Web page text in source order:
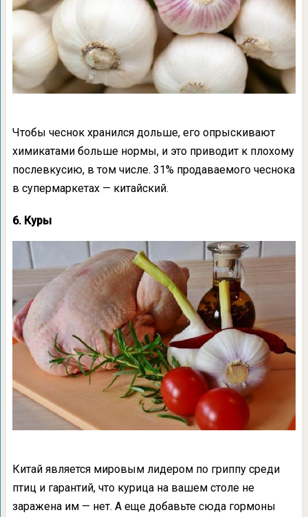
Чтобы чеснок хранился дольше, его опрыскивают
химикатами больше нормы, и это приводит к плохому
послевкусию, в том числе. 31% продаваемого чеснока
в супермаркетах — китайский.
6. Куры
Китай является мировым лидером по гриппу среди
птиц и гарантий, что курица на вашем столе не
заражена им — нет. А еще добавьте сюда гормоны